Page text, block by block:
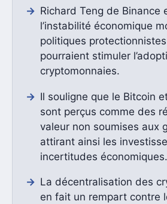
Richard Teng de Binance
l’instabilité économique
politiques
pourraient stimuler
cryptomonnaies.
Il souligne que le Bitcoin
sont perçus comme des
valeur non soumises aux
attirant ainsi les
incertitudes économiques.
La décentralisation des
en fait un rempart contre